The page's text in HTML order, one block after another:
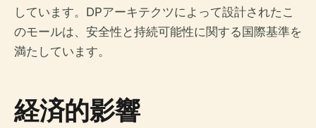
しています。DPアーキテクツによって設計されたこ
のモールは、安全性と持続可能性に関する国際基準を
満たしています。
経済的影響